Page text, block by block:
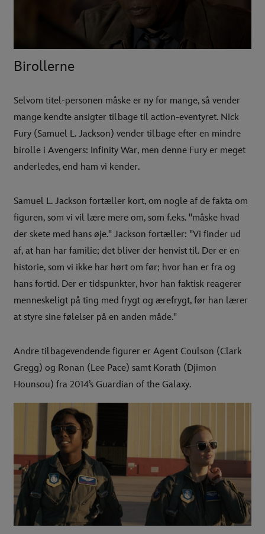
Birollerne
Selvom titel-personen måske er ny for mange, så vender
mange kendte ansigter tilbage til action-eventyret. Nick
Fury (Samuel L. Jackson) vender tilbage efter en mindre
birolle i Avengers: Infinity War, men denne Fury er meget
anderledes, end ham vi kender.
Samuel L. Jackson fortæller kort, om nogle af de fakta om
figuren, som vi vil lære mere om, som f.eks. "måske hvad
der skete med hans øje." Jackson fortæller: "Vi finder ud
af, at han har familie; det bliver der henvist til. Der er en
historie, som vi ikke har hørt om før; hvor han er fra og
hans fortid. Der er tidspunkter, hvor han faktisk reagerer
menneskeligt på ting med frygt og ærefrygt, før han lærer
at styre sine følelser på en anden måde."
Andre tilbagevendende figurer er Agent Coulson (Clark
Gregg) og Ronan (Lee Pace) samt Korath (Djimon
Hounsou) fra 2014’s Guardian of the Galaxy.